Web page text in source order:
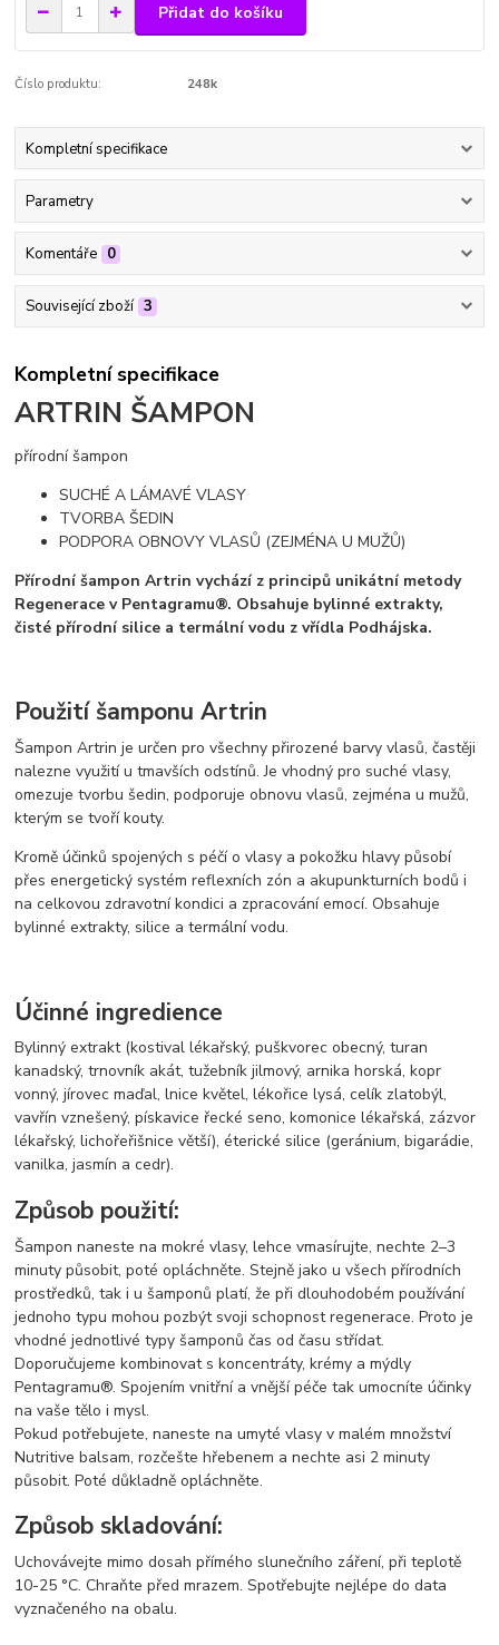
Přidat do košíku
Číslo produktu: 248k
Kompletní specifikace
Parametry
Komentáře 0
Související zboží 3
Kompletní specifikace
ARTRIN ŠAMPON
přírodní šampon
SUCHÉ A LÁMAVÉ VLASY
TVORBA ŠEDIN
PODPORA OBNOVY VLASŮ (ZEJMÉNA U MUŽŮ)
Přírodní šampon Artrin vychází z principů unikátní metody
Regenerace v Pentagramu®. Obsahuje bylinné extrakty,
čisté přírodní silice a termální vodu z vřídla Podhájska.
Použití šamponu Artrin
Šampon Artrin je určen pro všechny přirozené barvy vlasů, častěji
nalezne využití u tmavších odstínů. Je vhodný pro suché vlasy,
omezuje tvorbu šedin, podporuje obnovu vlasů, zejména u mužů,
kterým se tvoří kouty.
Kromě účinků spojených s péčí o vlasy a pokožku hlavy působí
přes energetický systém reflexních zón a akupunkturních bodů i
na celkovou zdravotní kondici a zpracování emocí. Obsahuje
bylinné extrakty, silice a termální vodu.
Účinné ingredience
Bylinný extrakt (kostival lékařský, puškvorec obecný, turan
kanadský, trnovník akát, tužebník jilmový, arnika horská, kopr
vonný, jírovec maďal, lnice květel, lékořice lysá, celík zlatobýl,
vavřín vznešený, pískavice řecké seno, komonice lékařská, zázvor
lékařský, lichořeřišnice větší), éterické silice (geránium, bigarádie,
vanilka, jasmín a cedr).
Způsob použití:
Šampon naneste na mokré vlasy, lehce vmasírujte, nechte 2–3
minuty působit, poté opláchněte. Stejně jako u všech přírodních
prostředků, tak i u šamponů platí, že při dlouhodobém používání
jednoho typu mohou pozbýt svoji schopnost regenerace. Proto je
vhodné jednotlivé typy šamponů čas od času střídat.
Doporučujeme kombinovat s koncentráty, krémy a mýdly
Pentagramu®. Spojením vnitřní a vnější péče tak umocníte účinky
na vaše tělo i mysl.
Pokud potřebujete, naneste na umyté vlasy v malém množství
Nutritive balsam, rozčešte hřebenem a nechte asi 2 minuty
působit. Poté důkladně opláchněte.
Způsob skladování:
Uchovávejte mimo dosah přímého slunečního záření, při teplotě
10-25 °C. Chraňte před mrazem. Spotřebujte nejlépe do data
vyznačeného na obalu.